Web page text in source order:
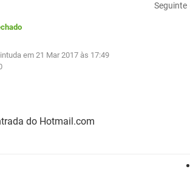
Seguinte
em 21 Mar 2017 às 17:49
do Hotmail.com